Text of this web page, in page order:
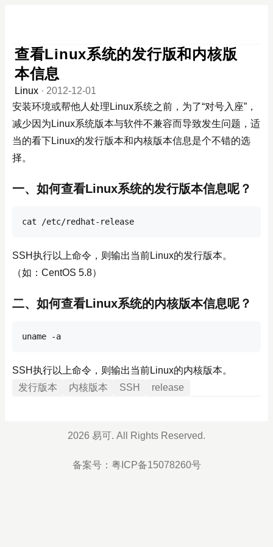
查看Linux系统的发行版和内核版
本信息
Linux · 2012-12-01
安装环境或帮他人处理Linux系统之前，为了“对号入座”，
减少因为Linux系统版本与软件不兼容而导致发生问题，适
当的看下Linux的发行版本和内核版本信息是个不错的选
择。
一、如何查看Linux系统的发行版本信息呢？
cat /etc/redhat-release
SSH执行以上命令，则输出当前Linux的发行版本。
（如：CentOS 5.8）
二、如何查看Linux系统的内核版本信息呢？
uname -a
SSH执行以上命令，则输出当前Linux的内核版本。
发行版本
内核版本 SSH release
2026 易可. All Rights Reserved.
备案号： 粤ICP备15078260号